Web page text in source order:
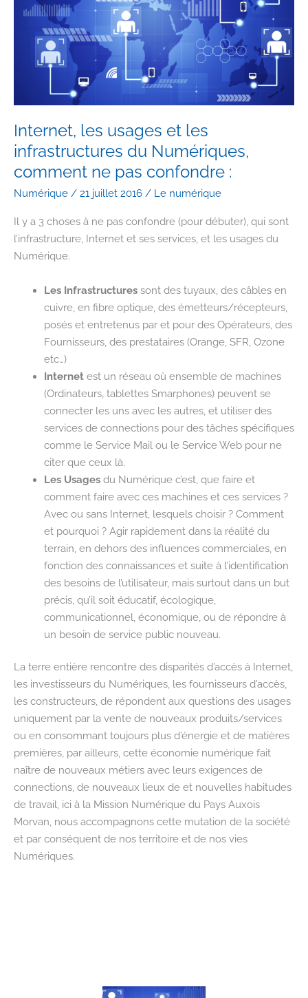
Internet, les usages et les
infrastructures du Numériques,
comment ne pas confondre :
Numérique / 21 juillet 2016 / Le numérique
Il y a 3 choses à ne pas confondre (pour débuter), qui sont
l’infrastructure, Internet et ses services, et les usages du
Numérique.
Les Infrastructuressont des tuyaux, des câbles en
cuivre, en fibre optique, des émetteurs/récepteurs,
posés et entretenus par et pour des Opérateurs, des
Fournisseurs, des prestataires (Orange, SFR, Ozone
etc…)
Internetest un réseau où ensemble de machines
(Ordinateurs, tablettes Smarphones) peuvent se
connecter les uns avec les autres, et utiliser des
services de connections pour des tâches spécifiques
comme le Service Mail ou le Service Web pour ne
citer que ceux là.
Les Usagesdu Numérique c’est, que faire et
comment faire avec ces machines et ces services ?
Avec ou sans Internet, lesquels choisir ? Comment
et pourquoi ? Agir rapidement dans la réalité du
terrain, en dehors des influences commerciales, en
fonction des connaissances et suite à l’identification
des besoins de l’utilisateur, mais surtout dans un but
précis, qu’il soit éducatif, écologique,
communicationnel, économique, ou de répondre à
un besoin de service public nouveau.
La terre entière rencontre des disparités d’accès à Internet,
les investisseurs du Numériques, les fournisseurs d’accès,
les constructeurs, de répondent aux questions des usages
uniquement par la vente de nouveaux produits/services
ou en consommant toujours plus d’énergie et de matières
premières, par ailleurs, cette économie numérique fait
naître de nouveaux métiers avec leurs exigences de
connections, de nouveaux lieux de et nouvelles habitudes
de travail, ici à la Mission Numérique du Pays Auxois
Morvan, nous accompagnons cette mutation de la société
et par conséquent de nos territoire et de nos vies
Numériques.